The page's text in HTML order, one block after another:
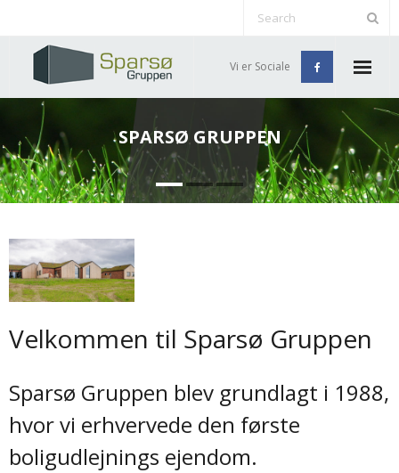
Vi er Sociale
Forside
Projekter & Referencer
Boligudlejning
Nyheder
Kontakt
Velkommen til Sparsø Gruppen
Sparsø Gruppen blev grundlagt i 1988,
hvor vi erhvervede den første
boligudlejnings ejendom.